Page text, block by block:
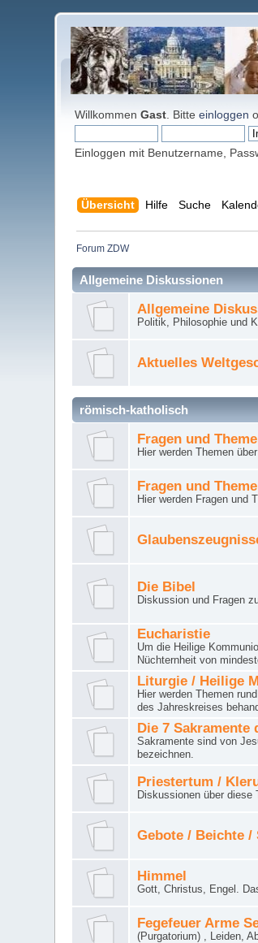
WillkommenGast . Bitteeinloggen
Einloggen mit Benutzername,
Übersicht Hilfe Suche
Forum ZDW
Allgemeine Diskussionen
Allgemeine
Politik, Philosophie und
Aktuelles
römisch-katholisch
Fragen und
Hier werden Themen
Fragen und
Hier werden Fragen und
Die Bibel
Diskussion und Fragen
Eucharistie
Um die Heilige
Nüchternheit von
Liturgie / Heilige
Hier werden Themen
des Jahreskreises
Die 7
Sakramente sind von
bezeichnen.
Priestertum /
Diskussionen über diese
Gebote / Beichte /
Himmel
Gott, Christus, Engel.
Fegefeuer Arme
(Purgatorium) , Leiden,